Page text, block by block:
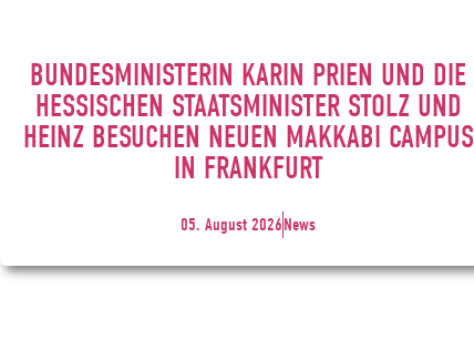
BUNDESMINISTERIN KARIN PRIEN UND DIE
HESSISCHEN STAATSMINISTER STOLZ UND
HEINZ BESUCHEN NEUEN MAKKABI CAMPUS
IN FRANKFURT
05. August 2026News